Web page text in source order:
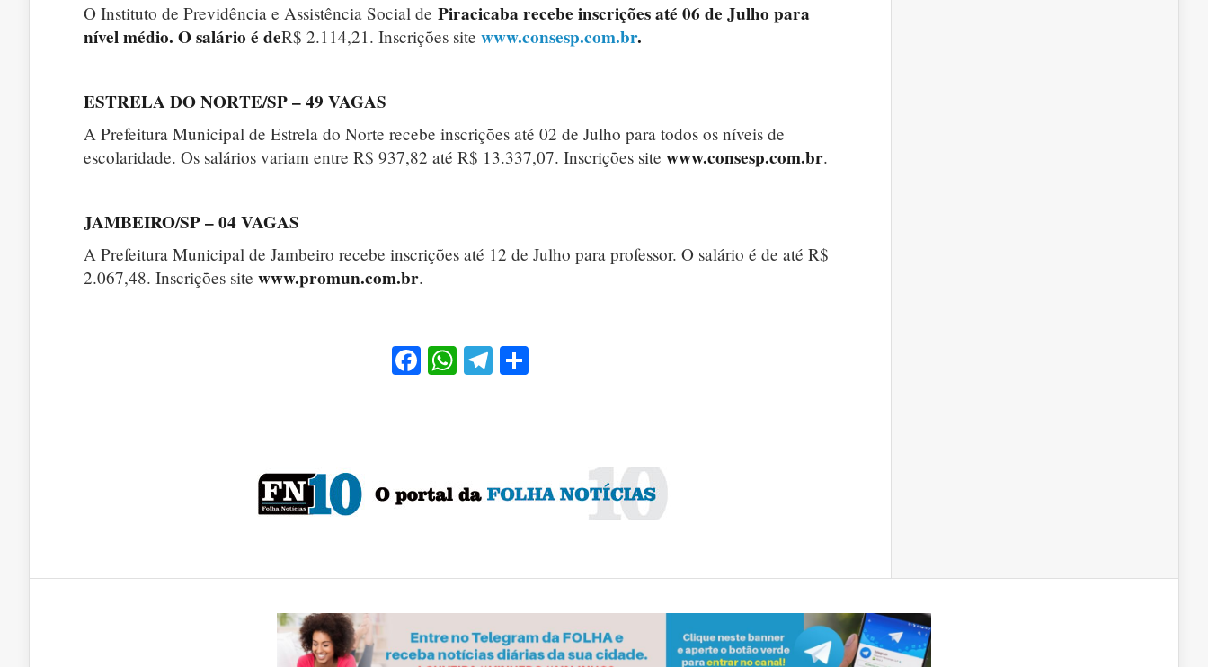
O Instituto de Previdência e Assistência Social de Piracicaba recebe inscrições até 06 de Julho para
nível médio. O salário é deR$ 2.114,21. Inscrições site www.consesp.com.br.
ESTRELA DO NORTE/SP – 49 VAGAS
A Prefeitura Municipal de Estrela do Norte recebe inscrições até 02 de Julho para todos os níveis de
escolaridade. Os salários variam entre R$ 937,82 até R$ 13.337,07. Inscrições site www.consesp.com.br.
JAMBEIRO/SP – 04 VAGAS
A Prefeitura Municipal de Jambeiro recebe inscrições até 12 de Julho para professor. O salário é de até R$
2.067,48. Inscrições site www.promun.com.br.
Facebook
WhatsApp
Telegram